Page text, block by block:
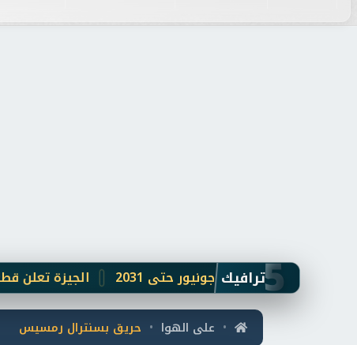
5ترافيك الجيزة تعلن قطع فينيسيوس جونيور حتى 2031
• على الهوا • حريق بسنترال رمسيس